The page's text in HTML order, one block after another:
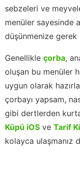
sebzeleri ve
menüler sayesinde
düşünmenize gerek
Genellikle çorba,
oluşan bu menüler
uygun olarak
çorbayı yapsam,
gibi dertlerden
Küpü iOS ve Tarif
kolayca ulaşmanız